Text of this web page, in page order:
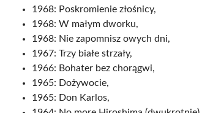
1968: Poskromienie złośnicy,
1968: W małym dworku,
1968: Nie zapomnisz owych dni,
1967: Trzy białe strzały,
1966: Bohater bez chorągwi,
1965: Dożywocie,
1965: Don Karlos,